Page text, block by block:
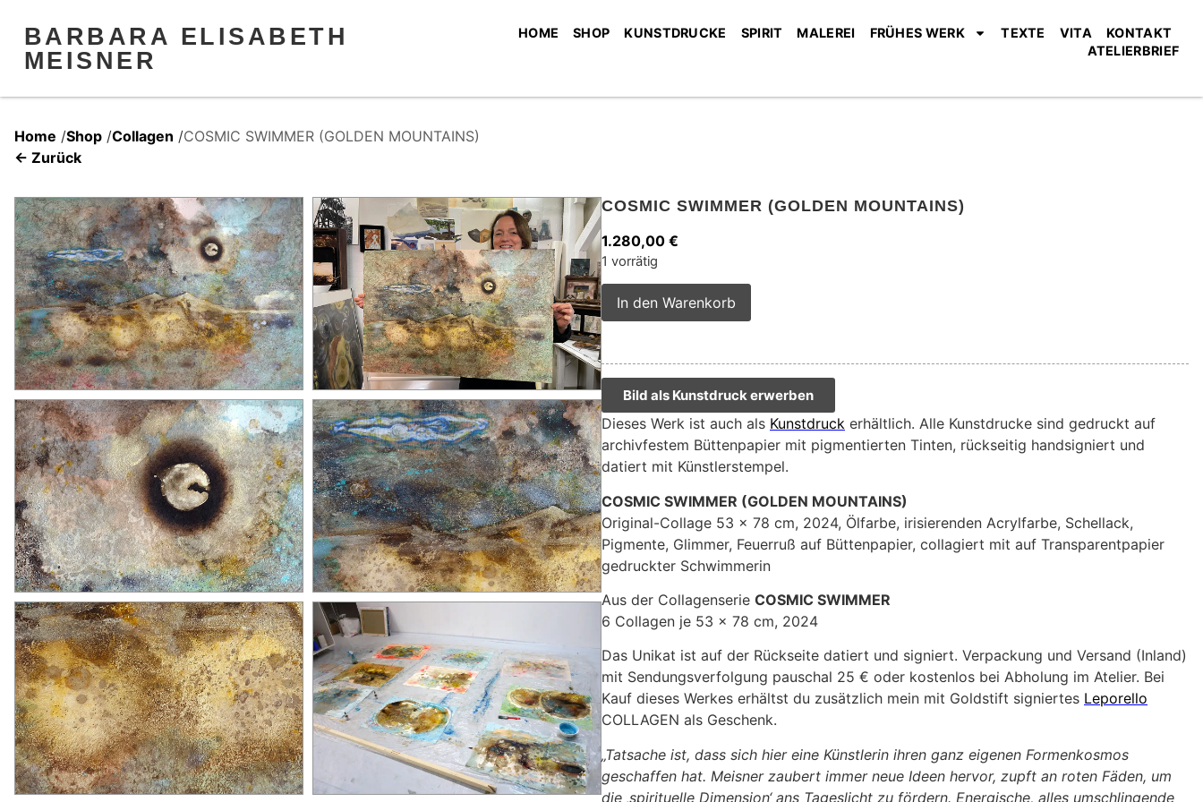
BARBARA ELISABETH
MEISNER
HOME SHOP KUNSTDRUCKE SPIRIT MALEREI FRÜHES WERK TEXTE VITA
KONTAKT
ATELIERBRIEF
Home /Shop /Collagen /COSMIC SWIMMER (GOLDEN MOUNTAINS)
← Zurück
COSMIC SWIMMER (GOLDEN MOUNTAINS)
1.280,00 €
1 vorrätig
In den Warenkorb
Bild als Kunstdruck erwerben
Dieses Werk ist auch als Kunstdruck erhältlich. Alle Kunstdrucke sind gedruckt auf
archivfestem Büttenpapier mit pigmentierten Tinten, rückseitig handsigniert und
datiert mit Künstlerstempel.
COSMIC SWIMMER (GOLDEN MOUNTAINS)
Original-Collage 53 x 78 cm, 2024, Ölfarbe, irisierenden Acrylfarbe, Schellack,
Pigmente, Glimmer, Feuerruß auf Büttenpapier, collagiert mit auf Transparentpapier
gedruckter Schwimmerin
Aus der Collagenserie COSMIC SWIMMER
6 Collagen je 53 x 78 cm, 2024
Das Unikat ist auf der Rückseite datiert und signiert. Verpackung und Versand (Inland)
mit Sendungsverfolgung pauschal 25 € oder kostenlos bei Abholung im Atelier. Bei
Kauf dieses Werkes erhältst du zusätzlich mein mit Goldstift signiertes Leporello
COLLAGEN als Geschenk.
„Tatsache ist, dass sich hier eine Künstlerin ihren ganz eigenen Formenkosmos
geschaffen hat. Meisner zaubert immer neue Ideen hervor, zupft an roten Fäden, um
die ‚spirituelle Dimension‘ ans Tageslicht zu fördern. Energische, alles umschlingende